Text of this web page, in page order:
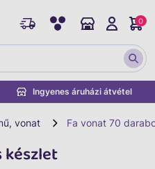
Ingyenes áruházi átvétel
0
vonat Fa vonat 70
készlet